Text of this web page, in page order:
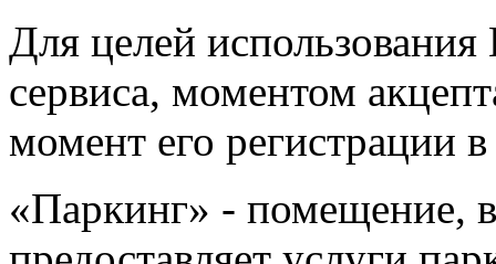
Для целей
сервиса, моментом
момент его регистрации в
«Паркинг» - помещение,